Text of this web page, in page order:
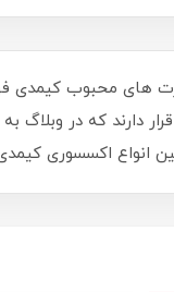
اکسسوری کیمدی